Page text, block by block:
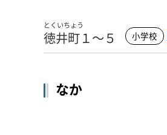
とくいちょう
徳井町１～５
なか